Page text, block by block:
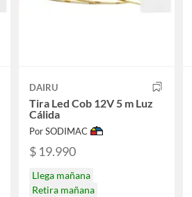
DAIRU
Tira Led Cob 12V 5 m Luz
Cálida
Por SODIMAC
$ 19.990
Llega mañana
Retira mañana